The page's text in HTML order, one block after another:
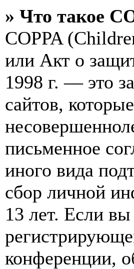
» Что такое
COPPA
или Акт о
1998 г. — это
сайтов,
письменное
иного вида
сбор личной
13 лет. Если
конференции,